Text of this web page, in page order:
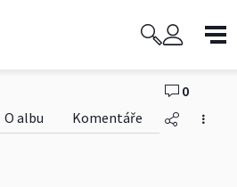
O albu Komentáře
0